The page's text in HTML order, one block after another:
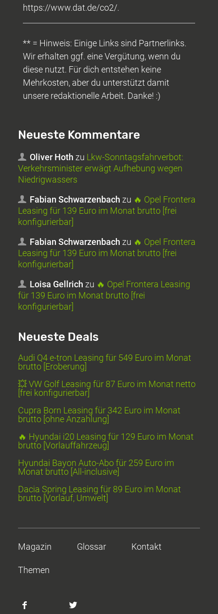
https://www.dat.de/co2/.
** = Hinweis: Einige Links sind Partnerlinks.
Wir erhalten ggf. eine Vergütung, wenn du
diese nutzt. Für dich entstehen keine
Mehrkosten, aber du unterstützt damit
unsere redaktionelle Arbeit. Danke! :)
Neueste Kommentare
Oliver Hoth zu Lkw-Sonntagsfahrverbot:
Verkehrsminister erwägt Aufhebung wegen
Niedrigwassers
Fabian Schwarzenbach zu 🔥 Opel Frontera
Leasing für 139 Euro im Monat brutto [frei
konfigurierbar]
Fabian Schwarzenbach zu 🔥 Opel Frontera
Leasing für 139 Euro im Monat brutto [frei
konfigurierbar]
Loisa Gellrich zu 🔥 Opel Frontera Leasing
für 139 Euro im Monat brutto [frei
konfigurierbar]
Neueste Deals
Audi Q4 e-tron Leasing für 549 Euro im Monat
brutto [Eroberung]
💥 VW Golf Leasing für 87 Euro im Monat netto
[frei konfigurierbar]
Cupra Born Leasing für 342 Euro im Monat
brutto [ohne Anzahlung]
🔥 Hyundai i20 Leasing für 129 Euro im Monat
brutto [Vorlauffahrzeug]
Hyundai Bayon Auto-Abo für 259 Euro im
Monat brutto [All-inclusive]
Dacia Spring Leasing für 89 Euro im Monat
brutto [Vorlauf, Umwelt]
Magazin Glossar Kontakt
Themen